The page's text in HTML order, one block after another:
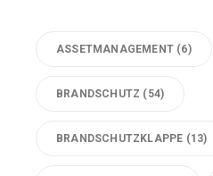
ASSETMANAGEMENT (6)
BRANDSCHUTZ (54)
BRANDSCHUTZKLAPPE (13)